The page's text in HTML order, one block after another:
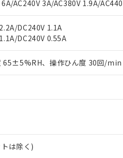
AC240V 3A/AC380V 1.9A/
DC240V 1.1A
DC240V 0.55A
、操作ひん度 30回/min
は除く)
るお客様との取引・商談に必要
情報の共同利用に関して"
明書
するもので、過去に遡って非含
類４物質の対応では、対応完了ま
載しておりました。